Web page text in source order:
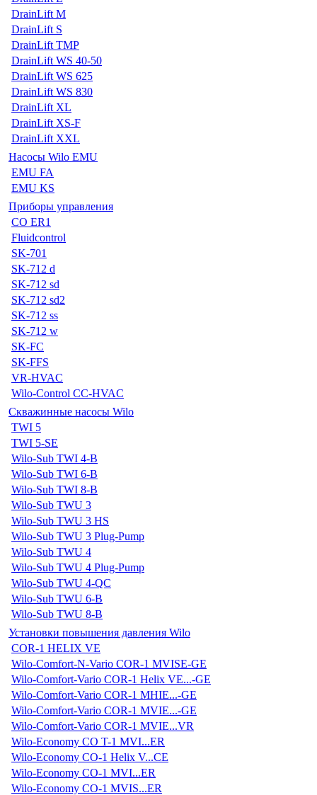
DrainLift M
DrainLift S
DrainLift TMP
DrainLift WS 40-50
DrainLift WS 625
DrainLift WS 830
DrainLift XL
DrainLift XS-F
DrainLift XXL
Насосы Wilo EMU
EMU FA
EMU KS
Приборы управления
CO ER1
Fluidcontrol
SK-701
SK-712 d
SK-712 sd
SK-712 sd2
SK-712 ss
SK-712 w
SK-FC
SK-FFS
VR-HVAC
Wilo-Control CC-HVAC
Скважинные насосы Wilo
TWI 5
TWI 5-SE
Wilo-Sub TWI 4-B
Wilo-Sub TWI 6-B
Wilo-Sub TWI 8-B
Wilo-Sub TWU 3
Wilo-Sub TWU 3 HS
Wilo-Sub TWU 3 Plug-Pump
Wilo-Sub TWU 4
Wilo-Sub TWU 4 Plug-Pump
Wilo-Sub TWU 4-QC
Wilo-Sub TWU 6-B
Wilo-Sub TWU 8-B
Установки повышения давления Wilo
COR-1 HELIX VE
Wilo-Comfort-N-Vario COR-1 MVISE-GE
Wilo-Comfort-Vario COR-1 Helix VE...-GE
Wilo-Comfort-Vario COR-1 MHIE...-GE
Wilo-Comfort-Vario COR-1 MVIE...-GE
Wilo-Comfort-Vario COR-1 MVIE...VR
Wilo-Economy CO T-1 MVI...ER
Wilo-Economy CO-1 Helix V...CE
Wilo-Economy CO-1 MVI...ER
Wilo-Economy CO-1 MVIS...ER